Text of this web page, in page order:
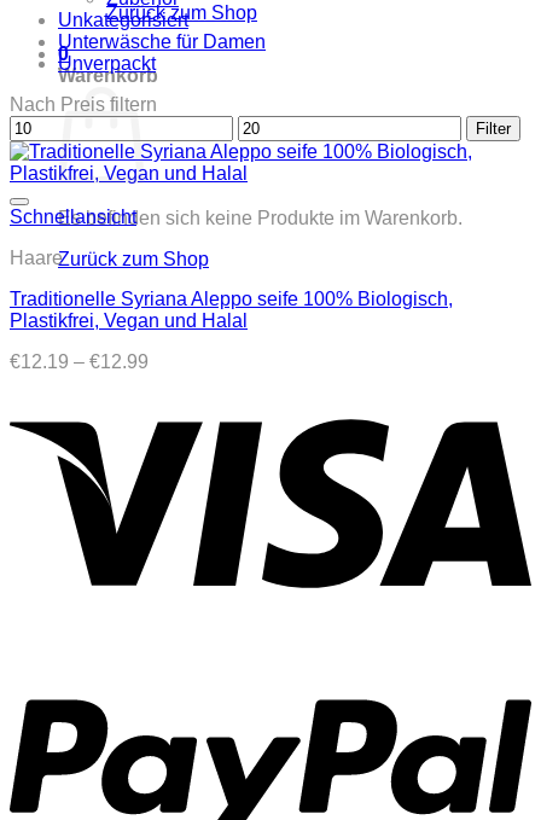
Zurück zum Shop
0
Warenkorb
Es befinden sich keine Produkte im Warenkorb.
Zurück zum Shop
Unkategorisiert
Unterwäsche für Damen
Unverpackt
Nach Preis filtern
Min.
Preis
Max.
Preis
Filter
Schnellansicht
Haare
Traditionelle Syriana Aleppo seife 100% Biologisch,
Plastikfrei, Vegan und Halal
€12.19 – €12.99
€12.99